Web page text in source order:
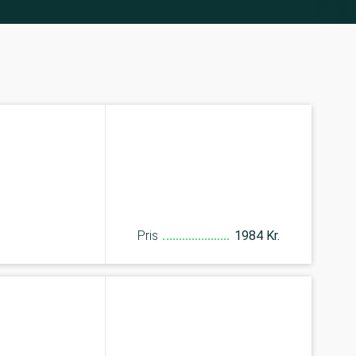
Pris 1984 Kr.